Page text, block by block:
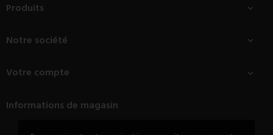
Produits 
Notre société 
Votre compte 
Informations de magasin